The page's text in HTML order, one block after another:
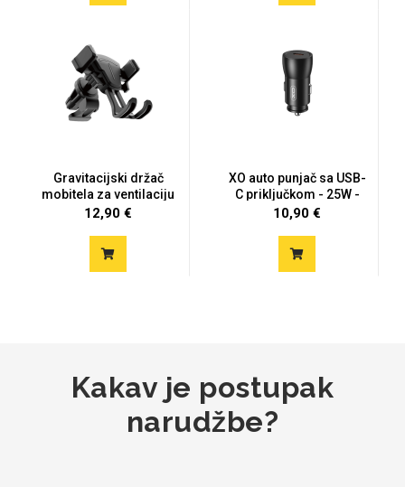
Gravitacijski držač
mobitela za ventilaciju
12,90 €
XO auto punjač sa USB-
C priključkom - 25W -
cr...
10,90 €
Kakav je postupak
narudžbe?
Mix